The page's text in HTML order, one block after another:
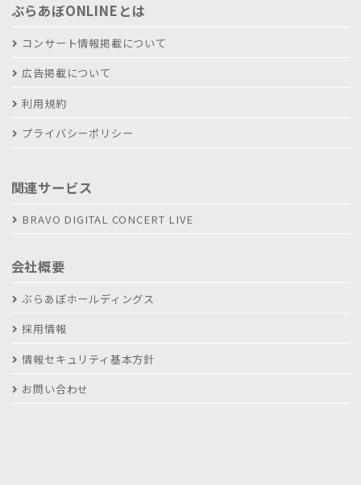
ぶらあぼONLINEとは
コンサート情報掲載について
広告掲載について
利用規約
プライバシーポリシー
関連サービス
BRAVO DIGITAL CONCERT LIVE
会社概要
ぶらあぼホールディングス
採用情報
情報セキュリティ基本方針
お問い合わせ